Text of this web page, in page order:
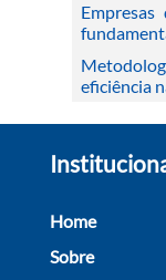
eficiência
Home
Sobre